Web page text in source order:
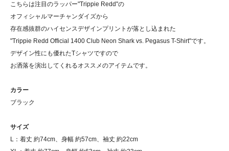
こちらは注目のラッパー"Trippie Redd"の
オフィシャルマーチャンダイズから
存在感抜群のハイセンスデザインプリントが落とし込まれた
"Trippie Redd Official 1400 Club Neon Shark vs. Pegasus T-Shirt"です。
デザイン性にも優れたTシャツですので
お洒落を演出してくれるオススメのアイテムです。
カラー
ブラック
サイズ
L：着丈 約74cm、身幅 約57cm、袖丈 約22cm